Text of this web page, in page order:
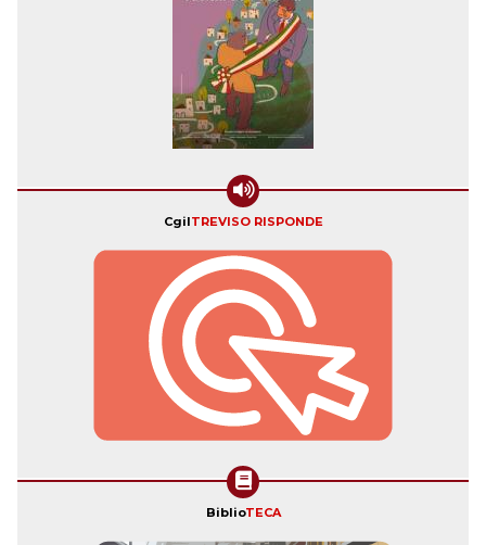
CgilTREVISO RISPONDE
BiblioTECA